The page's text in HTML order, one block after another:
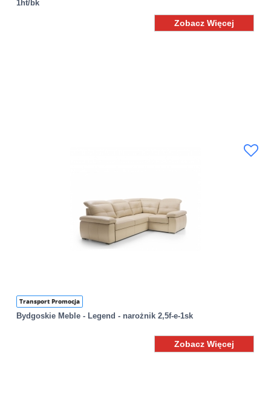
1ht/bk
Zobacz Więcej
Transport Promocja
Bydgoskie Meble - Legend - narożnik 2,5f-e-1sk
Zobacz Więcej